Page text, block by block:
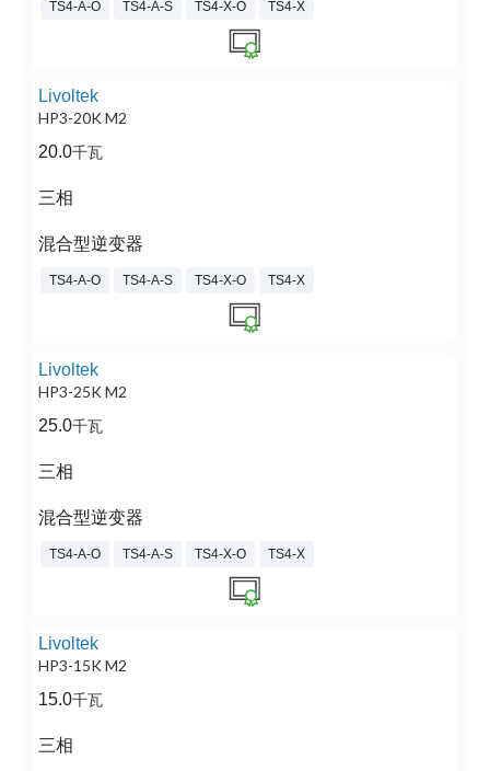
TS4-A-O TS4-A-S TS4-X-O TS4-X
Livoltek
HP3-20K M2
20.0千瓦
三相
混合型逆变器
TS4-A-O TS4-A-S TS4-X-O TS4-X
Livoltek
HP3-25K M2
25.0千瓦
三相
混合型逆变器
TS4-A-O TS4-A-S TS4-X-O TS4-X
Livoltek
HP3-15K M2
15.0千瓦
三相